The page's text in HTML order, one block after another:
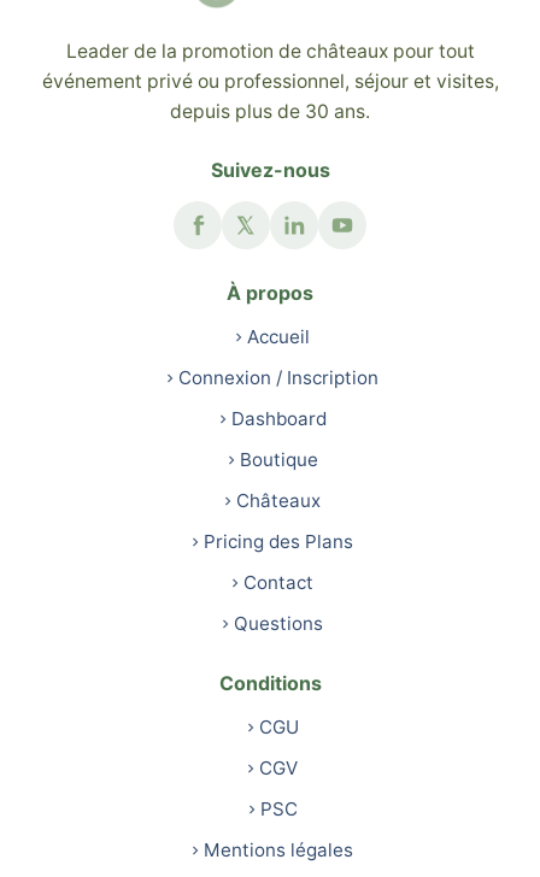
Leader de la promotion de châteaux pour tout
événement privé ou professionnel, séjour et visites,
depuis plus de 30 ans.
Suivez-nous
À propos
Accueil
Connexion / Inscription
Dashboard
Boutique
Châteaux
Pricing des Plans
Contact
Questions
Conditions
CGU
CGV
PSC
Mentions légales